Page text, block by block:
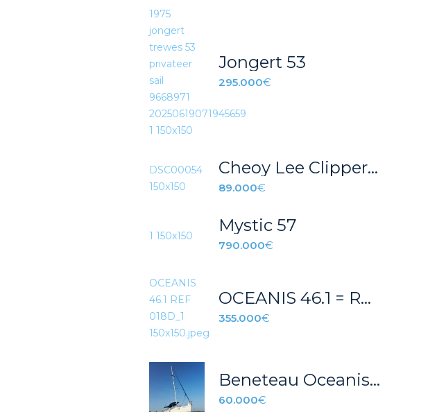
Jongert 53
295.000€
Cheoy Lee Clipper Ketch 42
89.000€
Mystic 57
790.000€
OCEANIS 46.1 = REF 018T
355.000€
Beneteau Oceanis 390 con amarre en el Real Club Náutico de Palma
60.000€